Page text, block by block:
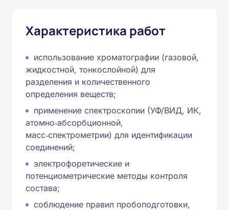
Характеристика работ
использование хроматографии (газовой,
жидкостной, тонкослойной) для
разделения и количественного
определения веществ;
применение спектроскопии (УФ/ВИД, ИК,
атомно‑абсорбционной,
масс‑спектрометрии) для идентификации
соединений;
электрофоретические и
потенциометрические методы контроля
состава;
соблюдение правил пробоподготовки,